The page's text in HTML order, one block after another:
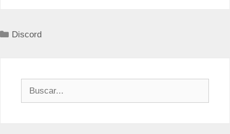
Categorías
Discord